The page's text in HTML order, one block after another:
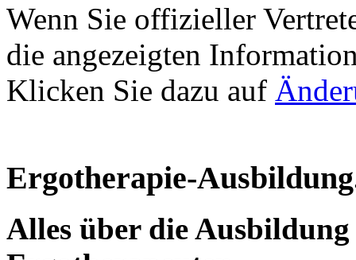
Wenn Sie offizieller
die angezeigten
Klicken Sie dazu auf
Ergotherapie-
Alles über die